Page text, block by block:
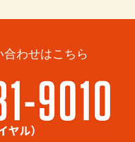
合わせはこちら